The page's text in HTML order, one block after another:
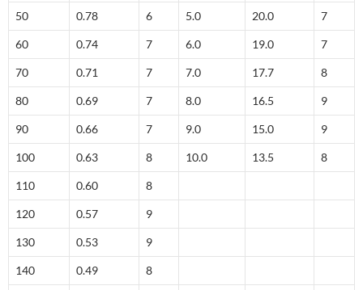
50 0.78 6 5.0 20.0 7
60 0.74 7 6.0 19.0 7
70 0.71 7 7.0 17.7 8
80 0.69 7 8.0 16.5 9
90 0.66 7 9.0 15.0 9
100 0.63 8 10.0 13.5 8
110 0.60 8
120 0.57 9
130 0.53 9
140 0.49 8